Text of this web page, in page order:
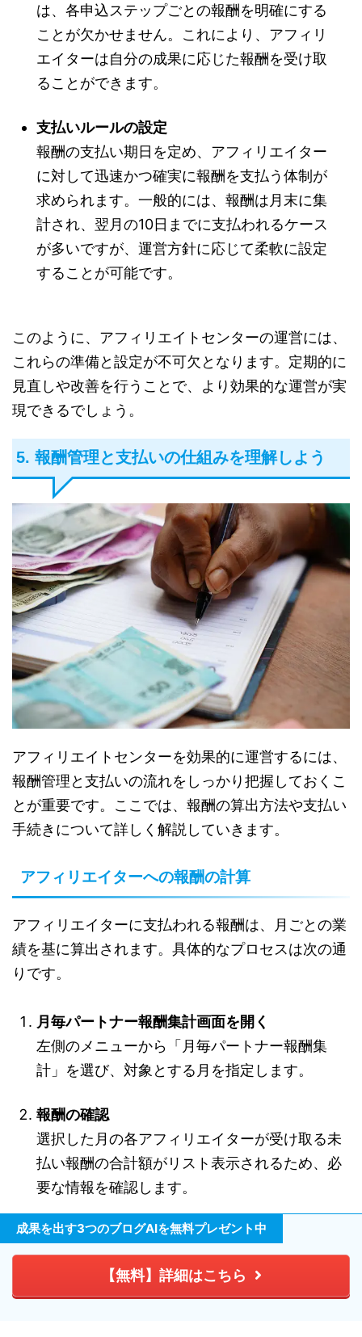
は、各申込ステップごとの報酬を明確にする
ことが欠かせません。これにより、アフィリ
エイターは自分の成果に応じた報酬を受け取
ることができます。
支払いルールの設定
報酬の支払い期日を定め、アフィリエイター
に対して迅速かつ確実に報酬を支払う体制が
求められます。一般的には、報酬は月末に集
計され、翌月の10日までに支払われるケース
が多いですが、運営方針に応じて柔軟に設定
することが可能です。
このように、アフィリエイトセンターの運営には、
これらの準備と設定が不可欠となります。定期的に
見直しや改善を行うことで、より効果的な運営が実
現できるでしょう。
5. 報酬管理と支払いの仕組みを理解しよう
アフィリエイトセンターを効果的に運営するには、
報酬管理と支払いの流れをしっかり把握しておくこ
とが重要です。ここでは、報酬の算出方法や支払い
手続きについて詳しく解説していきます。
アフィリエイターへの報酬の計算
アフィリエイターに支払われる報酬は、月ごとの業
績を基に算出されます。具体的なプロセスは次の通
りです。
月毎パートナー報酬集計画面を開く
左側のメニューから「月毎パートナー報酬集
計」を選び、対象とする月を指定します。
報酬の確認
選択した月の各アフィリエイターが受け取る未
払い報酬の合計額がリスト表示されるため、必
要な情報を確認します。
CSVファイルのダウンロード
報酬データをCSV形式でダウンロードすれば、
あとでの支払い手続きが簡単になります。
成果を出す3つのブログAIを無料プレゼント中
【無料】詳細はこちら